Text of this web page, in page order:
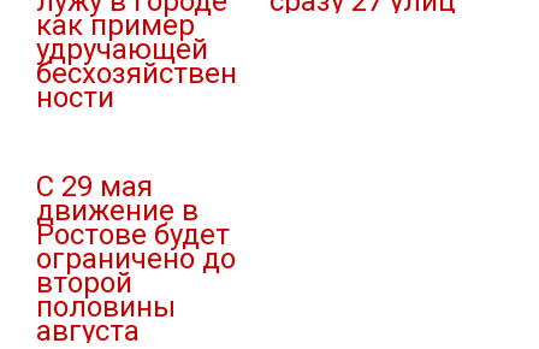
как пример
удручающей
бесхозяйствен
ности
С 29 мая
движение в
Ростове будет
ограничено до
второй
половины
августа